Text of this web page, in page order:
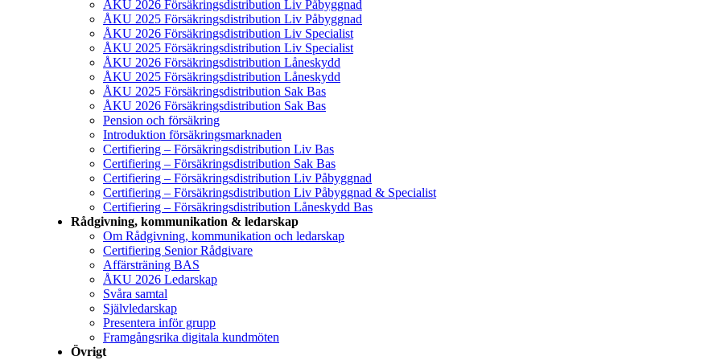
ÅKU 2026 Försäkringsdistribution Liv Påbyggnad
ÅKU 2025 Försäkringsdistribution Liv Påbyggnad
ÅKU 2026 Försäkringsdistribution Liv Specialist
ÅKU 2025 Försäkringsdistribution Liv Specialist
ÅKU 2026 Försäkringsdistribution Låneskydd
ÅKU 2025 Försäkringsdistribution Låneskydd
ÅKU 2025 Försäkringsdistribution Sak Bas
ÅKU 2026 Försäkringsdistribution Sak Bas
Pension och försäkring
Introduktion försäkringsmarknaden
Certifiering – Försäkringsdistribution Liv Bas
Certifiering – Försäkringsdistribution Sak Bas
Certifiering – Försäkringsdistribution Liv Påbyggnad
Certifiering – Försäkringsdistribution Liv Påbyggnad & Specialist
Certifiering – Försäkringsdistribution Låneskydd Bas
Rådgivning, kommunikation & ledarskap
Om Rådgivning, kommunikation och ledarskap
Certifiering Senior Rådgivare
Affärsträning BAS
ÅKU 2026 Ledarskap
Svåra samtal
Självledarskap
Presentera inför grupp
Framgångsrika digitala kundmöten
Övrigt